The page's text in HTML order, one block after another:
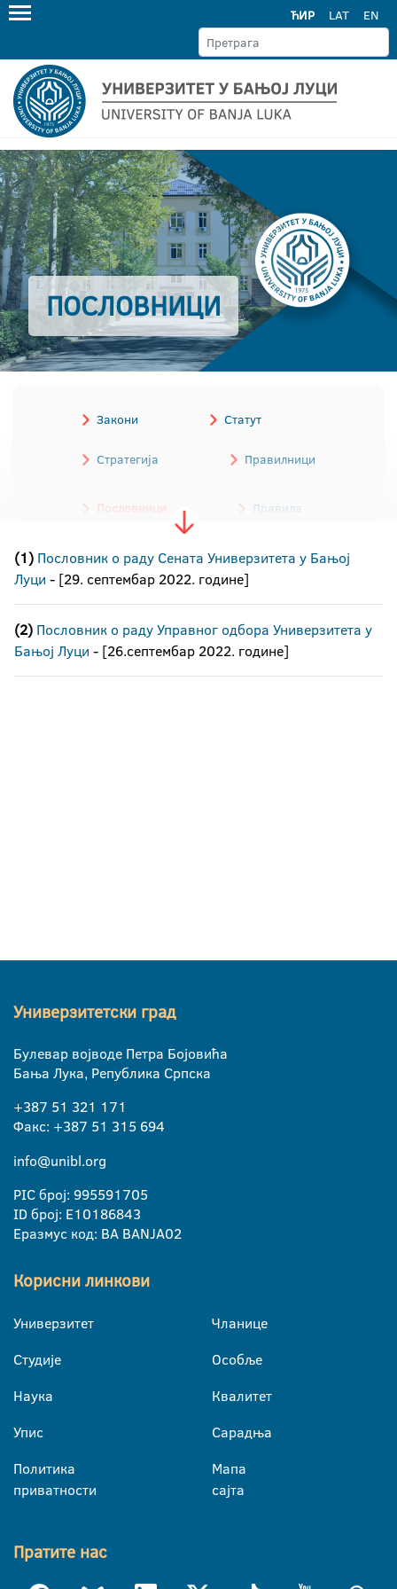
ЋИР LAT EN
ПОСЛОВНИЦИ
Закони Статут
Стратегија Правилници
Пословници Правила
Одлуке Трошковник
Програми
Архива аката Универзитета
(1) Пословник о раду Сената Универзитета у Бањој
Луци - [29. септембар 2022. године]
(2) Пословник о раду Управног одбора Универзитета у
Бањој Луци - [26.септембар 2022. године]
Универзитетски град
Булевар војводе Петра Бојовића
Бања Лука, Република Српска
+387 51 321 171
Факс: +387 51 315 694
info@unibl.org
PIC број: 995591705
ID број: E10186843
Еразмус код: BA BANJA02
Корисни линкови
Универзитет
Студије
Наука
Упис
Политика
приватности
Чланице
Особље
Квалитет
Сарадња
Мапа
сајта
Пратите нас